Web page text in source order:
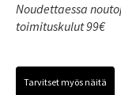
Noudettaessa
toimituskulut 99€
Tarvitset myös näitä